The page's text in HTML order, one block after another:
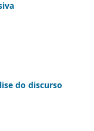
do discurso